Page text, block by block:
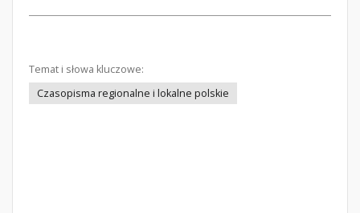
Temat i słowa kluczowe:
Czasopisma regionalne i lokalne polskie